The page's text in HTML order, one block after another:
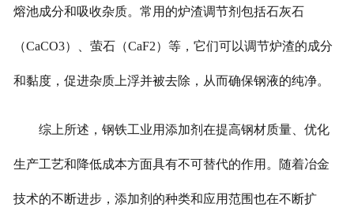
熔池成分和吸收杂质。常用的炉渣调节剂包括石灰石
（CaCO3）、萤石（CaF2）等，它们可以调节炉渣的成分
和黏度，促进杂质上浮并被去除，从而确保钢液的纯净。
综上所述，钢铁工业用添加剂在提高钢材质量、优化
生产工艺和降低成本方面具有不可替代的作用。随着冶金
技术的不断进步，添加剂的种类和应用范围也在不断扩